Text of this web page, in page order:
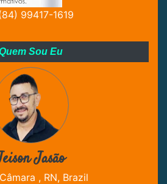
99417-1619
Sou Eu
Jasão
, RN, Brazil